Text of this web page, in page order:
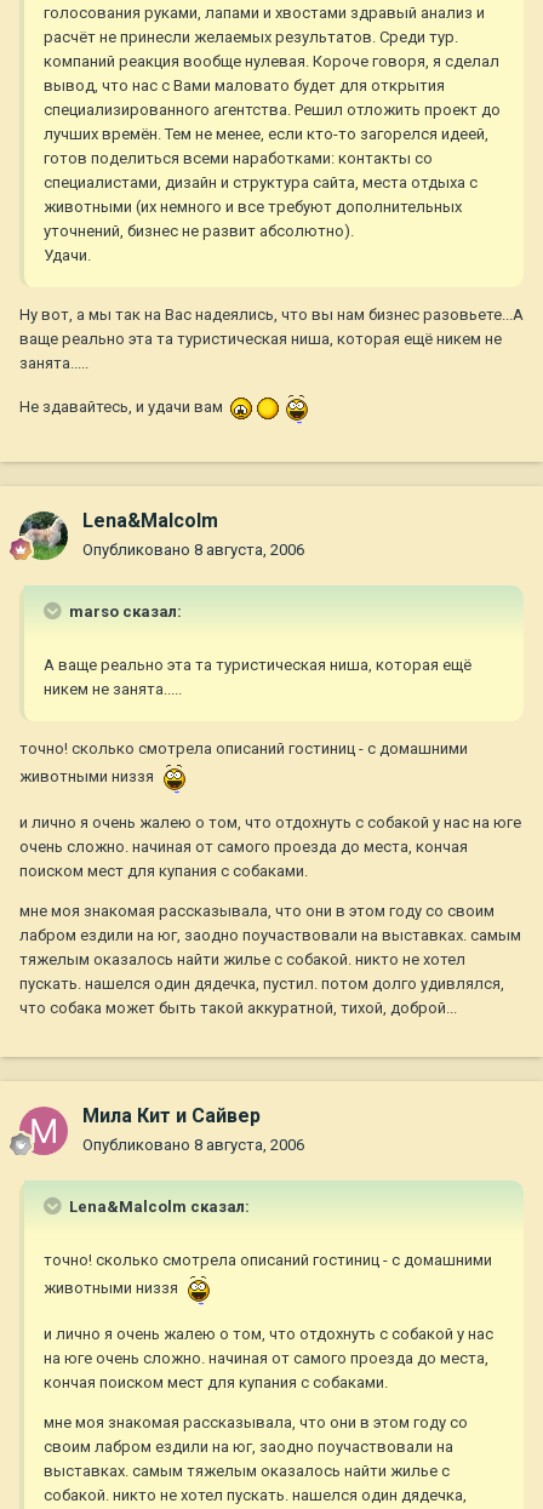
голосования руками, лапами и хвостами здравый анализ и
расчёт не принесли желаемых результатов. Среди тур.
компаний реакция вообще нулевая. Короче говоря, я сделал
вывод, что нас с Вами маловато будет для открытия
специализированного агентства. Решил отложить проект до
лучших времён. Тем не менее, если кто-то загорелся идеей,
готов поделиться всеми наработками: контакты со
специалистами, дизайн и структура сайта, места отдыха с
животными (их немного и все требуют дополнительных
уточнений, бизнес не развит абсолютно).
Удачи.
Ну вот, а мы так на Вас надеялись, что вы нам бизнес разовьете...А
ваще реально эта та туристическая ниша, которая ещё никем не
занята.....
Не здавайтесь, и удачи вам
Lena&Malcolm
Опубликовано 8 августа, 2006
marso сказал:
А ваще реально эта та туристическая ниша, которая ещё
никем не занята.....
точно! сколько смотрела описаний гостиниц - с домашними
животными низзя
и лично я очень жалею о том, что отдохнуть с собакой у нас на юге
очень сложно. начиная от самого проезда до места, кончая
поиском мест для купания с собаками.
мне моя знакомая рассказывала, что они в этом году со своим
лабром ездили на юг, заодно поучаствовали на выставках. самым
тяжелым оказалось найти жилье с собакой. никто не хотел
пускать. нашелся один дядечка, пустил. потом долго удивлялся,
что собака может быть такой аккуратной, тихой, доброй...
Мила Кит и Сайвер
Опубликовано 8 августа, 2006
Lena&Malcolm сказал:
точно! сколько смотрела описаний гостиниц - с домашними
животными низзя
и лично я очень жалею о том, что отдохнуть с собакой у нас
на юге очень сложно. начиная от самого проезда до места,
кончая поиском мест для купания с собаками.
мне моя знакомая рассказывала, что они в этом году со
своим лабром ездили на юг, заодно поучаствовали на
выставках. самым тяжелым оказалось найти жилье с
собакой. никто не хотел пускать. нашелся один дядечка,